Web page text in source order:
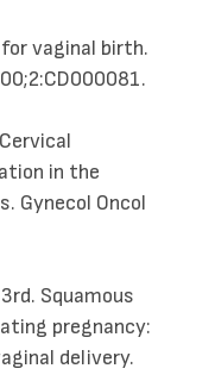
for vaginal birth.
in the
Gynecol Oncol
3rd. Squamous
pregnancy:
delivery.